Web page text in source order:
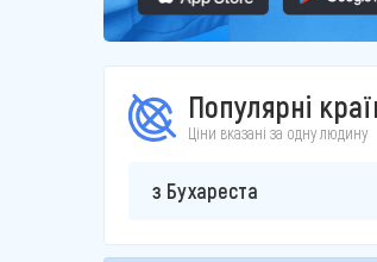
Популярні
Ціни вказані за одну людину
з Бухареста